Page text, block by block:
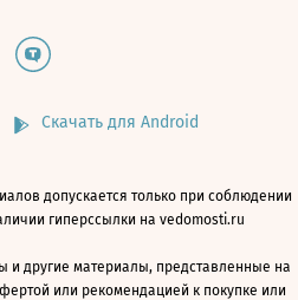
Скачать для Android
допускается только при соблюдении
гиперссылки на vedomosti.ru
и другие материалы, представленные на
или рекомендацией к покупке или